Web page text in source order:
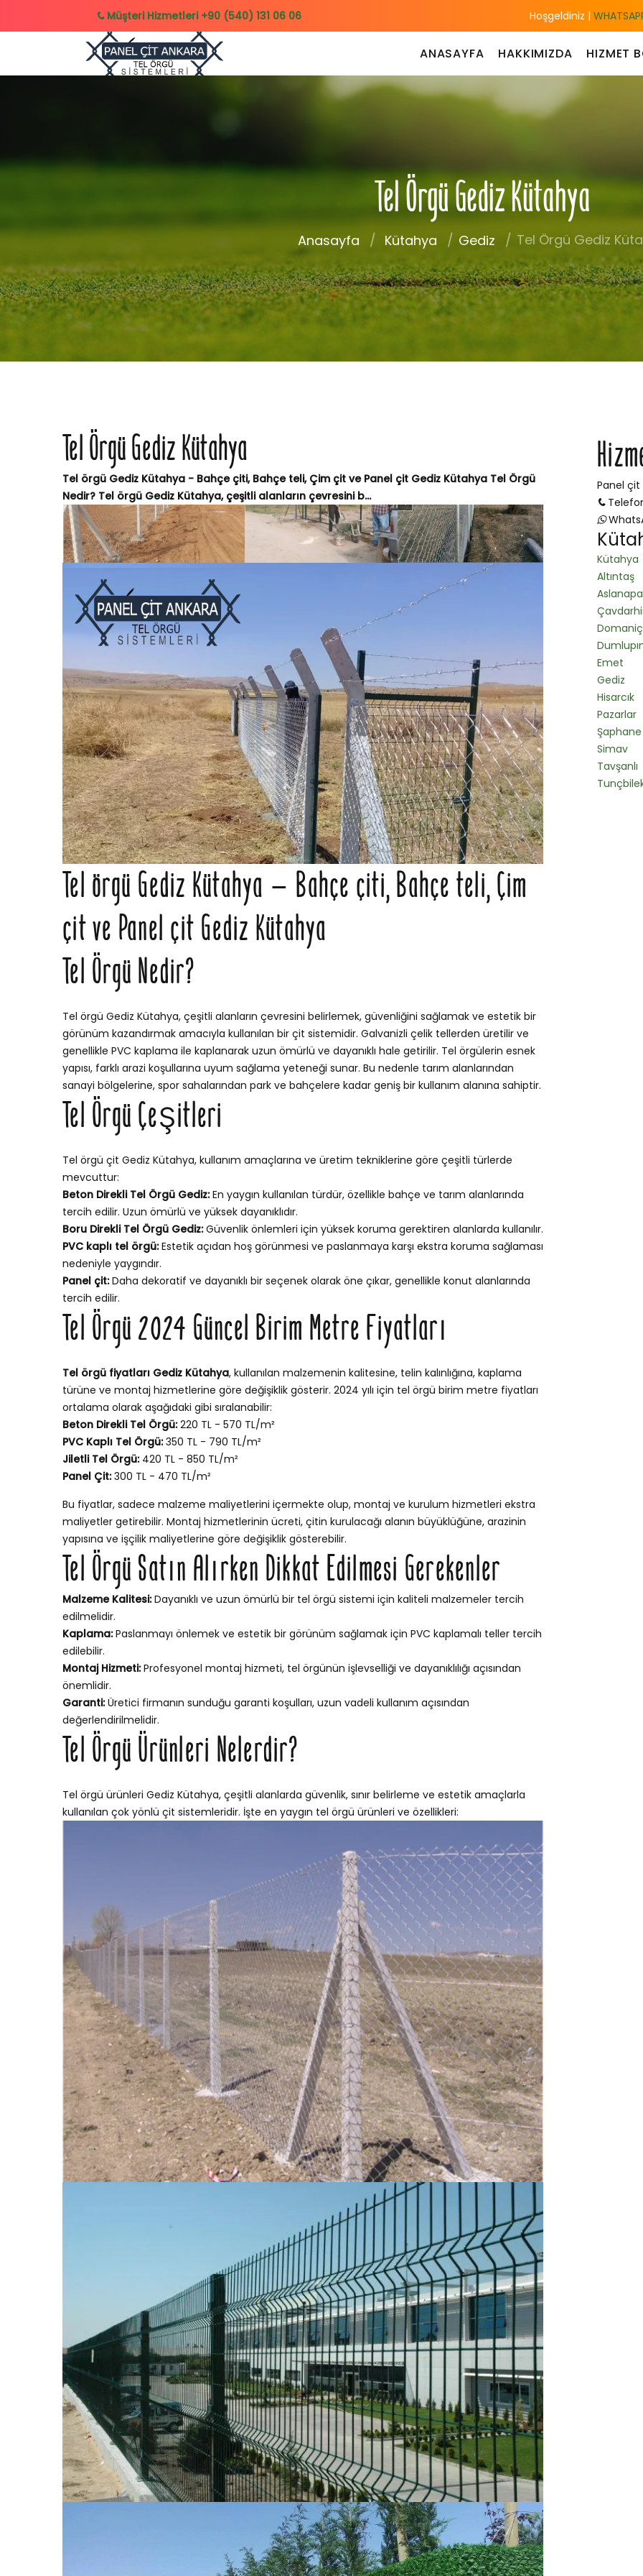
Müşteri Hizmetleri +90 (540) 131 06 06 Hoşgeldiniz |
ANASAYFA HAKKIMIZDA HIZMET
Tel Örgü Gediz Kütahya
Anasayfa Kütahya Gediz Tel Örgü Gediz
Panel çit
Kütahya
Altıntaş
Aslanapa
Domaniç
Emet
Gediz
Hisarcık
Pazarlar
Şaphane
Simav
Tavşanlı
Tel Örgü Gediz Kütahya
Tel örgü Gediz Kütahya - Bahçe çiti, Bahçe teli, Çim çit ve Panel çit Gediz Kütahya Tel Örgü
Nedir? Tel örgü Gediz Kütahya, çeşitli alanların çevresini b...
Tel örgü Gediz Kütahya – Bahçe çiti, Bahçe teli, Çim
çit ve Panel çit Gediz Kütahya
Tel Örgü Nedir?
Tel örgü Gediz Kütahya, çeşitli alanların çevresini belirlemek, güvenliğini sağlamak ve estetik bir
görünüm kazandırmak amacıyla kullanılan bir çit sistemidir. Galvanizli çelik tellerden üretilir ve
genellikle PVC kaplama ile kaplanarak uzun ömürlü ve dayanıklı hale getirilir. Tel örgülerin esnek
yapısı, farklı arazi koşullarına uyum sağlama yeteneği sunar. Bu nedenle tarım alanlarından
sanayi bölgelerine, spor sahalarından park ve bahçelere kadar geniş bir kullanım alanına sahiptir.
Tel Örgü Çeşitleri
Tel örgü çit Gediz Kütahya, kullanım amaçlarına ve üretim tekniklerine göre çeşitli türlerde
mevcuttur:
Beton Direkli Tel Örgü Gediz:En yaygın kullanılan türdür, özellikle bahçe ve tarım alanlarında
tercih edilir. Uzun ömürlü ve yüksek dayanıklıdır.
Boru Direkli Tel Örgü Gediz:Güvenlik önlemleri için yüksek koruma gerektiren alanlarda kullanılır.
PVC kaplı tel örgü:Estetik açıdan hoş görünmesi ve paslanmaya karşı ekstra koruma sağlaması
nedeniyle yaygındır.
Panel çit:Daha dekoratif ve dayanıklı bir seçenek olarak öne çıkar, genellikle konut alanlarında
tercih edilir.
Tel Örgü 2024 Güncel Birim Metre Fiyatları
Tel örgü fiyatları Gediz Kütahya, kullanılan malzemenin kalitesine, telin kalınlığına, kaplama
türüne ve montaj hizmetlerine göre değişiklik gösterir. 2024 yılı için tel örgü birim metre fiyatları
ortalama olarak aşağıdaki gibi sıralanabilir:
Beton Direkli Tel Örgü:220 TL - 570 TL/m²
PVC Kaplı Tel Örgü:350 TL - 790 TL/m²
Jiletli Tel Örgü:420 TL - 850 TL/m²
Panel Çit:300 TL - 470 TL/m²
Bu fiyatlar, sadece malzeme maliyetlerini içermekte olup, montaj ve kurulum hizmetleri ekstra
maliyetler getirebilir. Montaj hizmetlerinin ücreti, çitin kurulacağı alanın büyüklüğüne, arazinin
yapısına ve işçilik maliyetlerine göre değişiklik gösterebilir.
Tel Örgü Satın Alırken Dikkat Edilmesi Gerekenler
Malzeme Kalitesi:Dayanıklı ve uzun ömürlü bir tel örgü sistemi için kaliteli malzemeler tercih
edilmelidir.
Kaplama:Paslanmayı önlemek ve estetik bir görünüm sağlamak için PVC kaplamalı teller tercih
edilebilir.
Montaj Hizmeti:Profesyonel montaj hizmeti, tel örgünün işlevselliği ve dayanıklılığı açısından
önemlidir.
Garanti:Üretici firmanın sunduğu garanti koşulları, uzun vadeli kullanım açısından
değerlendirilmelidir.
Tel Örgü Ürünleri Nelerdir?
Tel örgü ürünleri Gediz Kütahya, çeşitli alanlarda güvenlik, sınır belirleme ve estetik amaçlarla
kullanılan çok yönlü çit sistemleridir. İşte en yaygın tel örgü ürünleri ve özellikleri: